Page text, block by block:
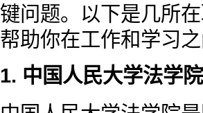
键问题。以下是几所
帮助你在工作和学习
1. 中国人民大学法学院